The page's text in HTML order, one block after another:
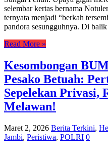
selembar kertas bernama
ternyata menjadi “berkah
pandora sesungguhnya. Di
Read More »
Kesombongan
Pesako Betuah:
Sepelekan Privasi,
Melawan!
Maret 2, 2026 Berita Terkini,
Jambi, Peristiwa, POLRI 0